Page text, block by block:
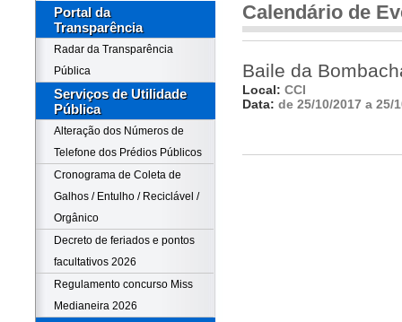
Portal da
Transparência
Radar da Transparência
Pública
Serviços de Utilidade
Pública
Alteração dos Números de
Telefone dos Prédios Públicos
Cronograma de Coleta de
Galhos / Entulho / Reciclável /
Orgânico
Decreto de feriados e pontos
facultativos 2026
Regulamento concurso Miss
Medianeira 2026
Calendário de
Baile da
Local: CCI
Data: de 25/10/2017 a 25/